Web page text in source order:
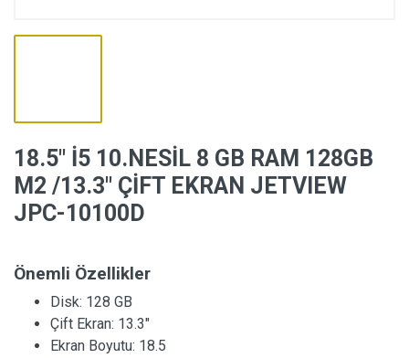
18.5″ İ5 10.NESİL 8 GB RAM 128GB
M2 /13.3″ ÇİFT EKRAN JETVIEW
JPC-10100D
Önemli Özellikler
Disk: 128 GB
Çift Ekran: 13.3"
Ekran Boyutu: 18.5